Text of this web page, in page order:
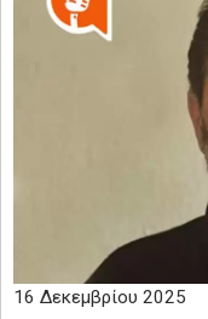
16 Δεκεμβρίου 2025